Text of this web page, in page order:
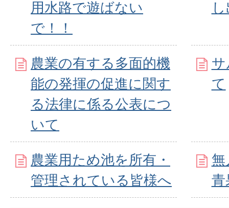
用水路で遊ばない
で！！
農業の有する多面的機
能の発揮の促進に関す
る法律に係る公表につ
いて
て
農業用ため池を所有・
管理されている皆様へ
無
青